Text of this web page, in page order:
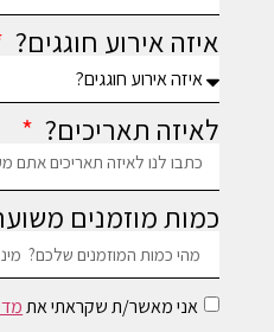
איזה אירוע חוגגים?
לאיזה תאריכים?
כמות מוזמנים
אני מאשר/ת שקראתי את